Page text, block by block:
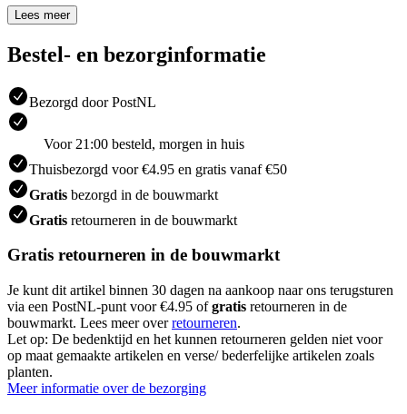
Lees meer
Bestel- en bezorginformatie
Bezorgd door PostNL
Voor 21:00 besteld, morgen in huis
Thuisbezorgd voor €4.95 en gratis vanaf €50
Gratis bezorgd in de bouwmarkt
Gratis retourneren in de bouwmarkt
Gratis retourneren in de bouwmarkt
Je kunt dit artikel binnen 30 dagen na aankoop naar ons terugsturen
via een PostNL-punt voor €4.95 ofgratis retourneren in de
bouwmarkt. Lees meer overretourneren.
Let op: De bedenktijd en het kunnen retourneren gelden niet voor
op maat gemaakte artikelen en verse/ bederfelijke artikelen zoals
planten.
Meer informatie over de bezorging